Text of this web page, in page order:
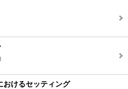
おけるセッティング